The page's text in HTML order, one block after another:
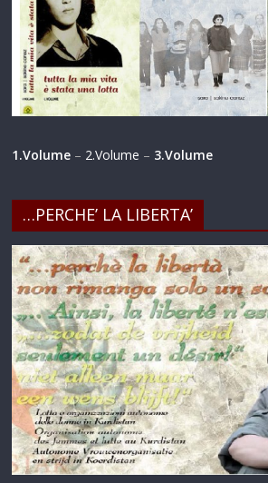
1.Volume – 2.Volume – 3.Volume
…PERCHE’ LA LIBERTA’